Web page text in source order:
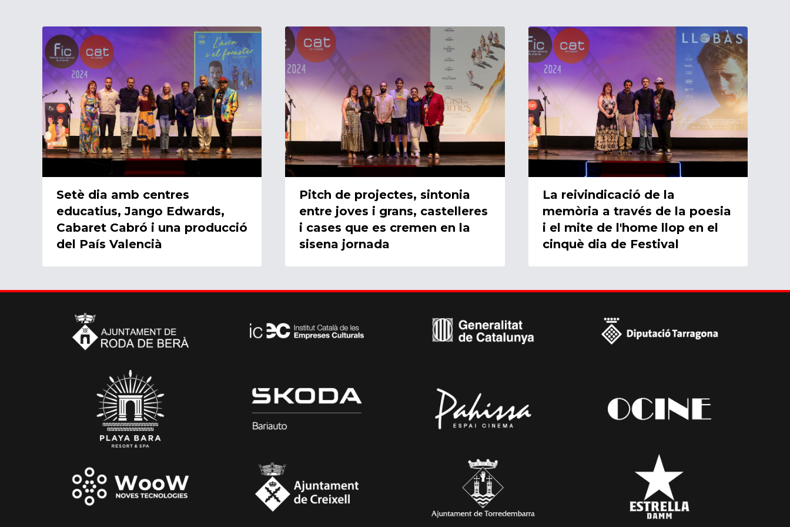
08/06/2024
Setè dia amb centres
educatius, Jango Edwards,
Cabaret Cabró i una producció
del País Valencià
07/06/2024
Pitch de projectes, sintonia
entre joves i grans, castelleres
i cases que es cremen en la
sisena jornada
06/06/2024
La reivindicació de la
memòria a través de la poesia
i el mite de l'home llop en el
cinquè dia de Festival